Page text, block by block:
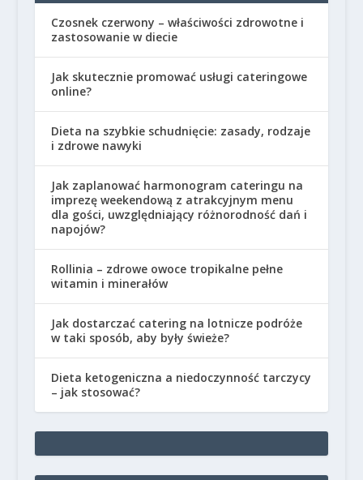
Czosnek czerwony – właściwości zdrowotne i
zastosowanie w diecie
Jak skutecznie promować usługi cateringowe
online?
Dieta na szybkie schudnięcie: zasady, rodzaje
i zdrowe nawyki
Jak zaplanować harmonogram cateringu na
imprezę weekendową z atrakcyjnym menu
dla gości, uwzględniający różnorodność dań i
napojów?
Rollinia – zdrowe owoce tropikalne pełne
witamin i minerałów
Jak dostarczać catering na lotnicze podróże
w taki sposób, aby były świeże?
Dieta ketogeniczna a niedoczynność tarczycy
– jak stosować?